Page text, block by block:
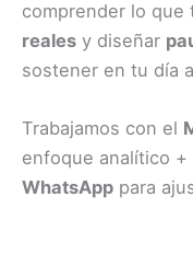
comprender lo que
reales y diseñar
sostener en tu día
Trabajamos con el
enfoque analítico +
WhatsApp para